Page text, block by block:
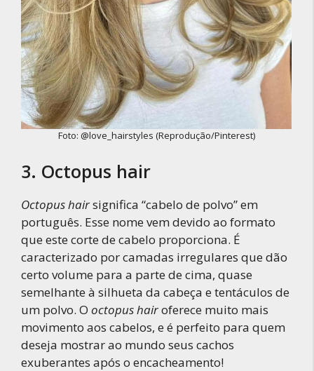
Foto: @love_hairstyles (Reprodução/Pinterest)
3. Octopus hair
Octopus hairsignifica “cabelo de polvo” em
português. Esse nome vem devido ao formato
que este corte de cabelo proporciona. É
caracterizado por camadas irregulares que dão
certo volume para a parte de cima, quase
semelhante à silhueta da cabeça e tentáculos de
um polvo. O octopus hairoferece muito mais
movimento aos cabelos, e é perfeito para quem
deseja mostrar ao mundo seus cachos
exuberantes após o encacheamento!